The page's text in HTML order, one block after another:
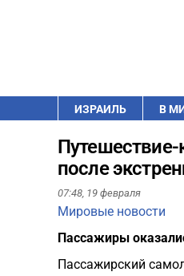
ИЗРАИЛЬ В
после
07:48, 19 февраля
Мировые новости
Пассажиры
Пассажирский